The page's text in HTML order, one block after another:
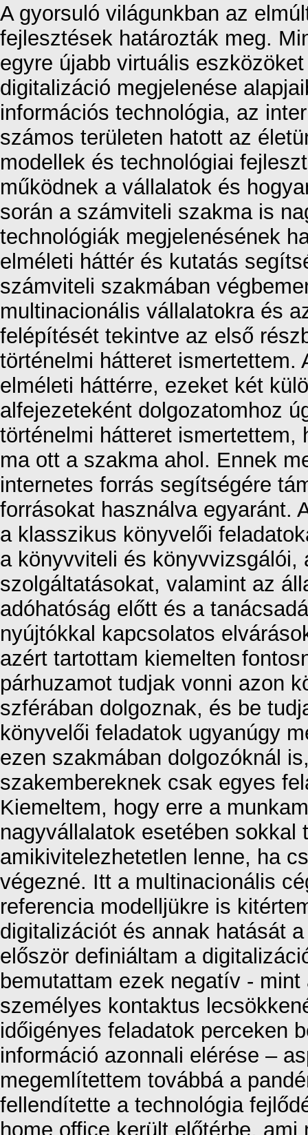
A gyorsuló világunkban az
fejlesztések határozták meg.
egyre újabb virtuális
digitalizáció megjelenése
információs technológia, az
számos területen hatott az
modellek és technológiai
működnek a vállalatok és
során a számviteli szakma is
technológiák megjelenésének
elméleti háttér és kutatás
számviteli szakmában
multinacionális vállalatokra és
felépítését tekintve az első
történelmi hátteret ismertettem.
elméleti háttérre, ezeket két
alfejezeteként dolgozatomhoz
történelmi hátteret
ma ott a szakma ahol. Ennek
internetes forrás segítségére
forrásokat használva egyaránt.
a klasszikus könyvelői
a könyvviteli és könyvvizsgálói,
szolgáltatásokat, valamint az
adóhatóság előtt és a
nyújtókkal kapcsolatos
azért tartottam kiemelten
párhuzamot tudjak vonni azon
szférában dolgoznak, és be
könyvelői feladatok ugyanúgy
ezen szakmában dolgozóknál
szakembereknek csak egyes
Kiemeltem, hogy erre a
nagyvállalatok esetében
amikivitelezhetetlen lenne, ha
végezné. Itt a multinacionális
referencia modelljükre is
digitalizációt és annak hatását
először definiáltam a
bemutattam ezek negatív -
személyes kontaktus
időigényes feladatok perceken
információ azonnali elérése –
megemlítettem továbbá a
fellendítette a technológia
home office került előtérbe,